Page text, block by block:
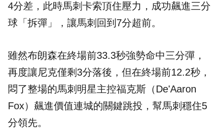
4分差，此時馬刺卡索頂住壓力，成功飆進三分
球「拆彈」，讓馬刺回到7分超前。
雖然布朗森在終場前33.3秒強勢命中三分彈，
再度讓尼克僅剩3分落後，但在終場前12.2秒，
悶了整場的馬刺明星主控福克斯（De'Aaron
Fox）飆進價值連城的關鍵跳投，幫馬刺穩住5
分領先。